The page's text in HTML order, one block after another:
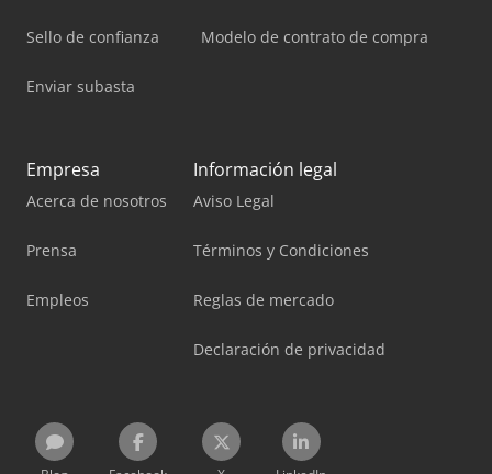
Sello de confianza
Enviar subasta
Modelo de contrato de compra
Empresa
Acerca de nosotros
Prensa
Empleos
Información legal
Aviso Legal
Términos y Condiciones
Reglas de mercado
Declaración de privacidad